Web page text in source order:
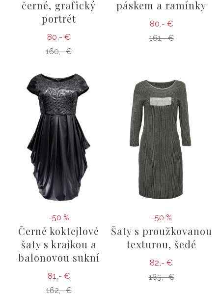
černé, grafický
portrét
80,- €
160,- €
páskem a ramínky
80,- €
161,- €
-50 %
Černé koktejlové
šaty s krajkou a
balonovou sukní
81,- €
162,- €
-50 %
Šaty s proužkovanou
texturou, šedé
82,- €
165,- €